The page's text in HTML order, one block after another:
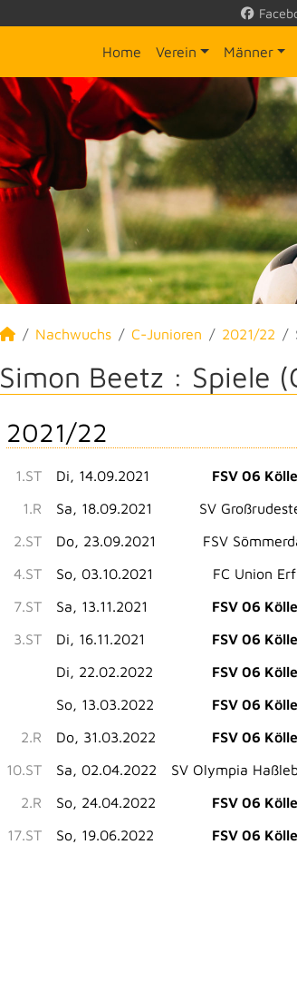
Home Verein Männer
Nachwuchs C-Junioren 2021/22
Simon Beetz : Spiele
2021/22
1.ST Di, 14.09.2021 FSV 06
1.R
Sa, 18.09.2021 SV
2.ST
Do, 23.09.2021 FSV
4.ST
So, 03.10.2021 FC Union
7.ST Sa, 13.11.2021 FSV 06
3.ST
Di, 16.11.2021 FSV 06
Di, 22.02.2022
FSV 06
So, 13.03.2022
FSV 06
2.R
Do, 31.03.2022 FSV 06
10.ST
Sa, 02.04.2022 SV Olympia
2.R
So, 24.04.2022 FSV 06
17.ST
So, 19.06.2022 FSV 06